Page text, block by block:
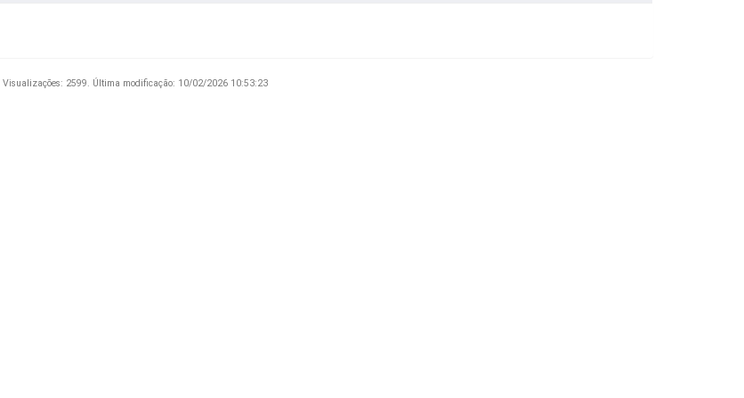
Visualizações: 2599. Última modificação: 10/02/2026 10:53:23